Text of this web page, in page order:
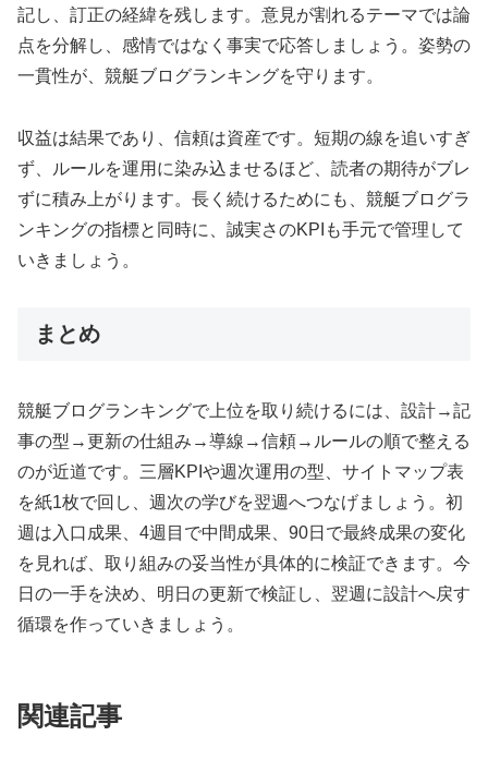
記し、訂正の経緯を残します。意見が割れるテーマでは論
点を分解し、感情ではなく事実で応答しましょう。姿勢の
一貫性が、競艇ブログランキングを守ります。
収益は結果であり、信頼は資産です。短期の線を追いすぎ
ず、ルールを運用に染み込ませるほど、読者の期待がブレ
ずに積み上がります。長く続けるためにも、競艇ブログラ
ンキングの指標と同時に、誠実さのKPIも手元で管理して
いきましょう。
まとめ
競艇ブログランキングで上位を取り続けるには、設計→記
事の型→更新の仕組み→導線→信頼→ルールの順で整える
のが近道です。三層KPIや週次運用の型、サイトマップ表
を紙1枚で回し、週次の学びを翌週へつなげましょう。初
週は入口成果、4週目で中間成果、90日で最終成果の変化
を見れば、取り組みの妥当性が具体的に検証できます。今
日の一手を決め、明日の更新で検証し、翌週に設計へ戻す
循環を作っていきましょう。
関連記事